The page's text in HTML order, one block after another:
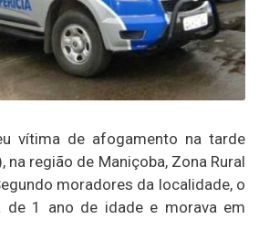
vítima de afogamento na tarde
região de Maniçoba, Zona Rural
moradores da localidade, o
de 1 ano de idade e morava em